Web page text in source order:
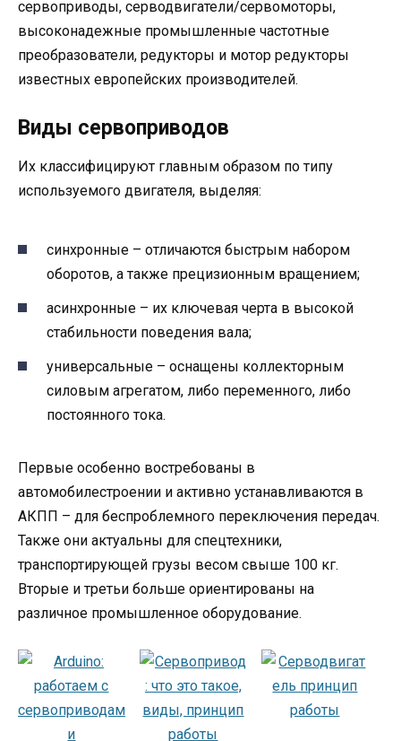
сервоприводы, серводвигатели/сервомоторы,
высоконадежные промышленные частотные
преобразователи, редукторы и мотор редукторы
известных европейских производителей.
Виды сервоприводов
Их классифицируют главным образом по типу
используемого двигателя, выделяя:
синхронные – отличаются быстрым набором
оборотов, а также прецизионным вращением;
асинхронные – их ключевая черта в высокой
стабильности поведения вала;
универсальные – оснащены коллекторным
силовым агрегатом, либо переменного, либо
постоянного тока.
Первые особенно востребованы в
автомобилестроении и активно устанавливаются в
АКПП – для беспроблемного переключения передач.
Также они актуальны для спецтехники,
транспортирующей грузы весом свыше 100 кг.
Вторые и третьи больше ориентированы на
различное промышленное оборудование.